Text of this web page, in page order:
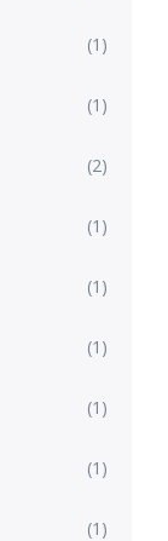
(1)
(1)
(2)
(1)
(1)
(1)
(1)
(1)
(1)